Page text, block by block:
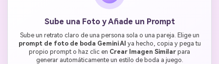
Sube una Foto y Añade un Prompt
Sube un retrato claro de una persona sola o una pareja. Elige un
prompt de foto de boda Gemini AI ya hecho, copia y pega tu
propio prompt o haz clic en Crear Imagen Similar para
generar automáticamente un estilo de boda a juego.